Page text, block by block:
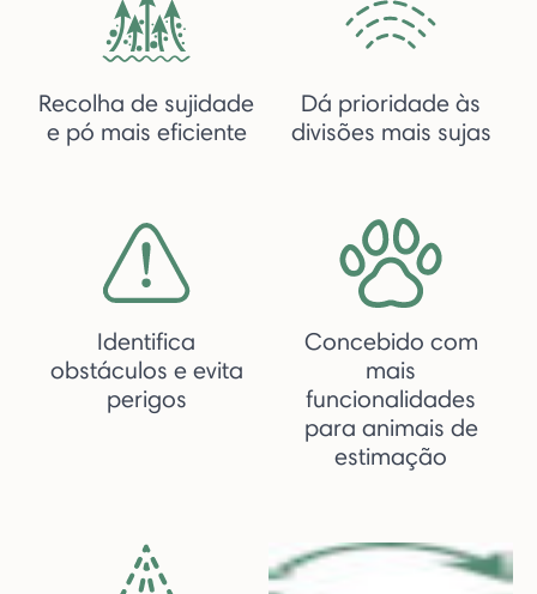
Recolha de sujidade
e pó mais eficiente
Dá prioridade às
divisões mais sujas
Identifica
obstáculos e evita
perigos
Concebido com
mais
funcionalidades
para animais de
estimação